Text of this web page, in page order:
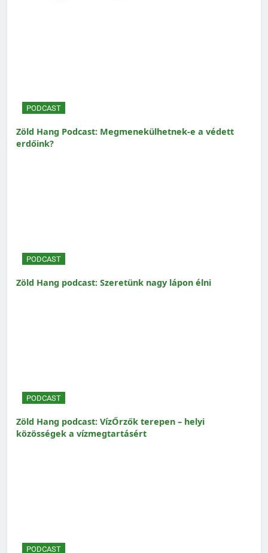
PODCAST
Zöld Hang Podcast: Megmenekülhetnek-e a védett
erdőink?
PODCAST
Zöld Hang podcast: Szeretünk nagy lápon élni
PODCAST
Zöld Hang podcast: VízŐrzők terepen – helyi
közösségek a vízmegtartásért
PODCAST